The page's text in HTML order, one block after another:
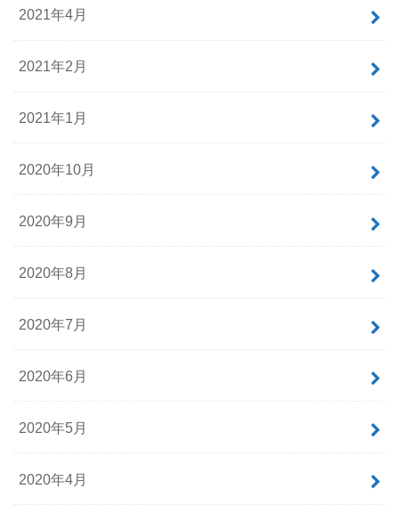
2021年4月
2021年2月
2021年1月
2020年10月
2020年9月
2020年8月
2020年7月
2020年6月
2020年5月
2020年4月